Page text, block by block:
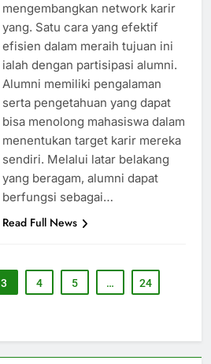
mengembangkan network karir
yang. Satu cara yang efektif
efisien dalam meraih tujuan ini
ialah dengan partisipasi alumni.
Alumni memiliki pengalaman
serta pengetahuan yang dapat
bisa menolong mahasiswa dalam
menentukan target karir mereka
sendiri. Melalui latar belakang
yang beragam, alumni dapat
berfungsi sebagai…
Read Full News
3 4 5 … 24